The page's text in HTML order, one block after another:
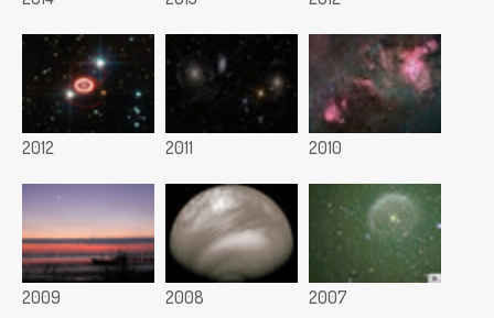
2012 2011 2010
2009 2008 2007